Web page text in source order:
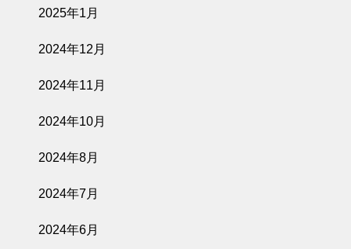
2025年1月
2024年12月
2024年11月
2024年10月
2024年8月
2024年7月
2024年6月